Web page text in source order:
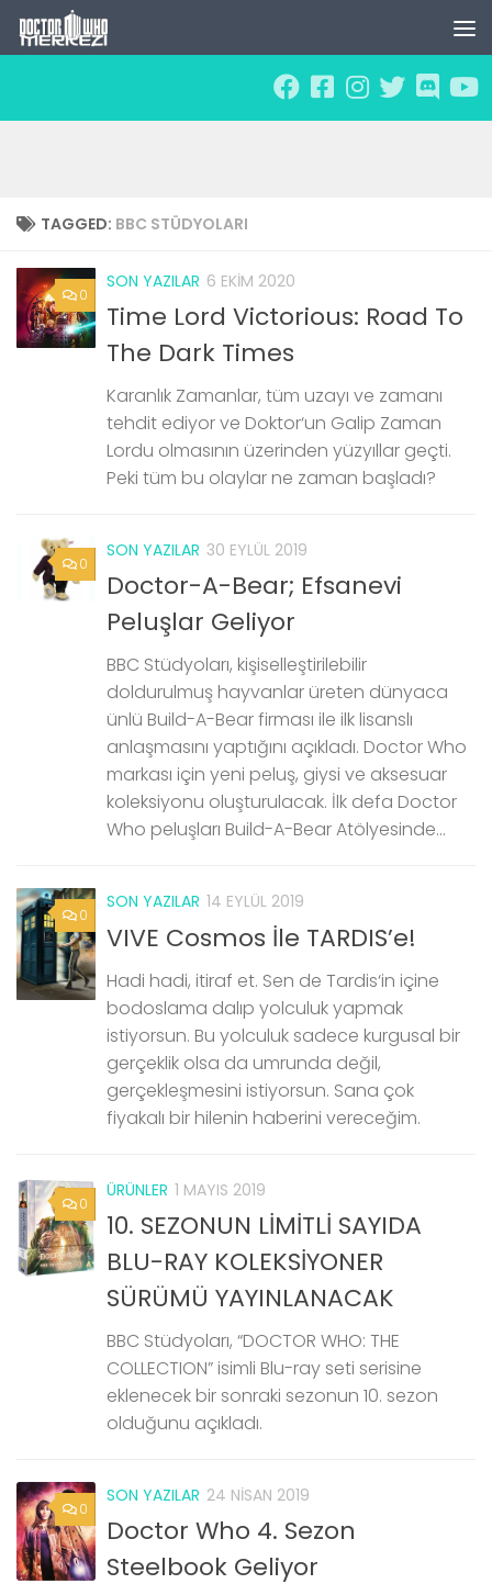
Skip to content
TAGGED: BBC STÜDYOLARI
0
SON YAZILAR 6 EKIM 2020
Time Lord Victorious: Road To
The Dark Times
Karanlık Zamanlar, tüm uzayı ve zamanı
tehdit ediyor ve Doktor‘un Galip Zaman
Lordu olmasının üzerinden yüzyıllar geçti.
Peki tüm bu olaylar ne zaman başladı?
0
SON YAZILAR 30 EYLÜL 2019
Doctor-A-Bear; Efsanevi
Peluşlar Geliyor
BBC Stüdyoları, kişiselleştirilebilir
doldurulmuş hayvanlar üreten dünyaca
ünlü Build-A-Bear firması ile ilk lisanslı
anlaşmasını yaptığını açıkladı. Doctor Who
markası için yeni peluş, giysi ve aksesuar
koleksiyonu oluşturulacak. İlk defa Doctor
Who peluşları Build-A-Bear Atölyesinde...
0
SON YAZILAR 14 EYLÜL 2019
VIVE Cosmos İle TARDIS’e!
Hadi hadi, itiraf et. Sen de Tardis‘in içine
bodoslama dalıp yolculuk yapmak
istiyorsun. Bu yolculuk sadece kurgusal bir
gerçeklik olsa da umrunda değil,
gerçekleşmesini istiyorsun. Sana çok
fiyakalı bir hilenin haberini vereceğim.
0
ÜRÜNLER 1 MAYIS 2019
10. SEZONUN LİMİTLİ SAYIDA
BLU-RAY KOLEKSİYONER
SÜRÜMÜ YAYINLANACAK
BBC Stüdyoları, “DOCTOR WHO: THE
COLLECTION” isimli Blu-ray seti serisine
eklenecek bir sonraki sezonun 10. sezon
olduğunu açıkladı.
0
SON YAZILAR 24 NISAN 2019
Doctor Who 4. Sezon
Steelbook Geliyor